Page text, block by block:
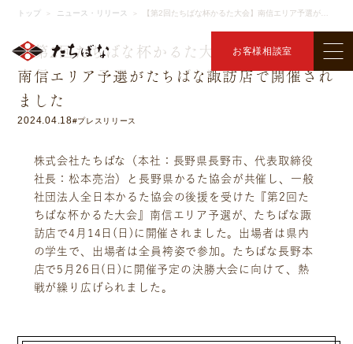
お客様相談室
ニュース・リリース
トップ ＞ ニュース・リリース ＞ 【第2回たちばな杯かるた大会】 南信エリア予選がたちばな諏訪店で開催されました
【第2回たちばな杯かるた大会】
南信エリア予選がたちばな諏訪店で開催され
ました
2024.04.18#プレスリリース
株式会社たちばな（本社：長野県長野市、代表取締役
社長：松本亮治）と長野県かるた協会が共催し、一般
社団法人全日本かるた協会の後援を受けた『第2回た
ちばな杯かるた大会』南信エリア予選が、たちばな諏
訪店で4月14日(日)に開催されました。出場者は県内
の学生で、出場者は全員袴姿で参加。たちばな長野本
店で5月26日(日)に開催予定の決勝大会に向けて、熱
戦が繰り広げられました。